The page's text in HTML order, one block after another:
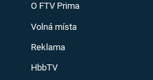
O FTV Prima
Volná místa
Reklama
HbbTV